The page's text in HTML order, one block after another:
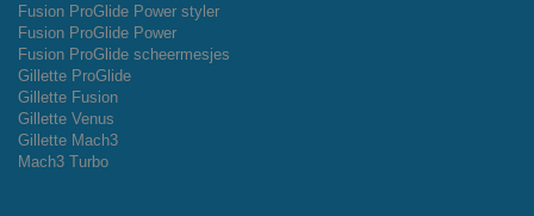
Fusion ProGlide Power styler
Fusion ProGlide Power
Fusion ProGlide scheermesjes
Gillette ProGlide
Gillette Fusion
Gillette Venus
Gillette Mach3
Mach3 Turbo